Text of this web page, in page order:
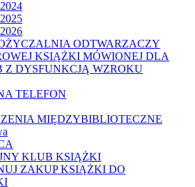
2024
2025
2026
ODTWARZACZY
KSIĄŻKI MÓWIONEJ DLA
Z DYSFUNKCJĄ WZROKU
TELEFON
MIĘDZYBIBLIOTECZNE
KLUB KSIĄŻKI
ZAKUP KSIĄŻKI DO